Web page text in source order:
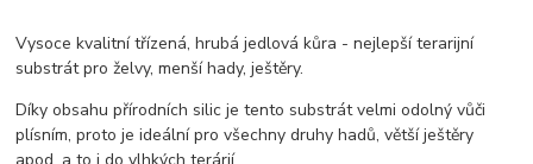
Vysoce kvalitní třízená, hrubá jedlová kůra - nejlepší terarijní
substrát pro želvy, menší hady, ještěry.
Díky obsahu přírodních silic je tento substrát velmi odolný vůči
plísním, proto je ideální pro všechny druhy hadů, větší ještěry